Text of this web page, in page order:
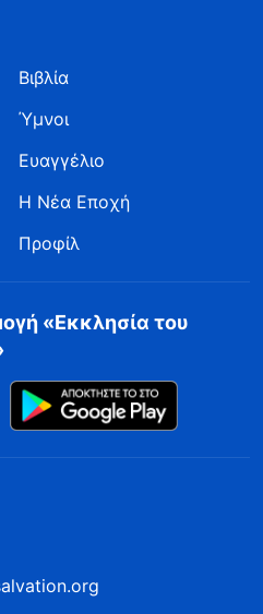
Βιβλία
Ύμνοι
Ευαγγέλιο
Η Νέα Εποχή
Προφίλ
«Εκκλησία του